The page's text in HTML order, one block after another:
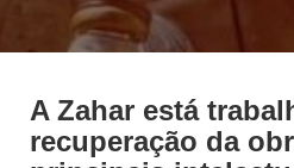
A Zahar está
recuperação da